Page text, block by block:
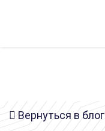
Вернуться в блог